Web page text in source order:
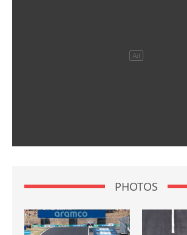
PHOTOS